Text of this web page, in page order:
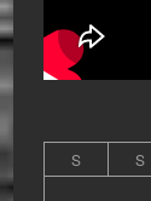
S
S